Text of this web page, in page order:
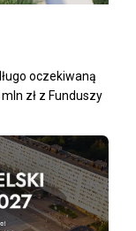
oczekiwaną
zł z Funduszy